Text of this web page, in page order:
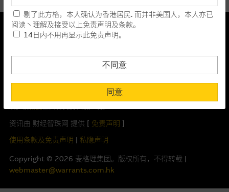
关於我们
本网站所载资料会随时更改，而不作另行通知，如阁下欲取麦格
理的资料，可直接联络本集团职员。
民使用，并不提供或发售予美国人。本网站内容无意要约或唆使
阁下购买证券丶基金单位或其他投资工具(不论在参考条款上或在
其他地方)，但清楚表明上述意图的个别段落则属例外。
提供网站内容的基准 － 使用时请考虑个人风险
网站内容来自我们在所示日期时认为可靠之来源，且均以真诚提
供。惟麦格理集团并无核实所有网站内容，故就阁下的目的而
务更新网站内容，或修正任何其後变为明显失实之地方。网站内
容所载的意见丶预测及其他资料可予更改或删除，而毋须作出通
剔了此方格，本人确认为香港居民. 而并非美国人，本人亦已
阅读丶理解及接受以上免责声明及条款。
14日内不用再显示此免责声明。
不同意
同意
本结构性产品并无抵押品
此内容来自我们在所示日期时认为可靠之来源，且均以真诚提供。然
述，亦不保证此内容在任何用途上均完整丶可靠丶准确丶合时或适合，
亦不为资料的准确程度丶完整性及合时性负上责任。
本网址由香港证券及期货事务监察委员会注册交易商MCL提供。MCL为
本文所提及上市股份有关的Macquarie Bank Limited (ABN 46 008
及/或流通量提供者。本网站内容仅为香港居民设计，并只供香港市民使
用，不适用於美国人或其他国家之居民。本网址提供之任何资料包括任
或推荐你参与或完成任何交易，或提供任何投资建议或服务。结构性产
品之价格可升可跌，在若干情况下，投资者可能会损失部分或全部投
阁下在浏览本网站之时，已明白及同意本网站之所有条款及私隐权声
资讯由 财经智珠网 提供 [ 免责声明 ]
使用条款及免责声明 | 私隐声明
Copyright © 2026 麦格理集团。版权所有，不得转载 |
webmaster@warrants.com.hk